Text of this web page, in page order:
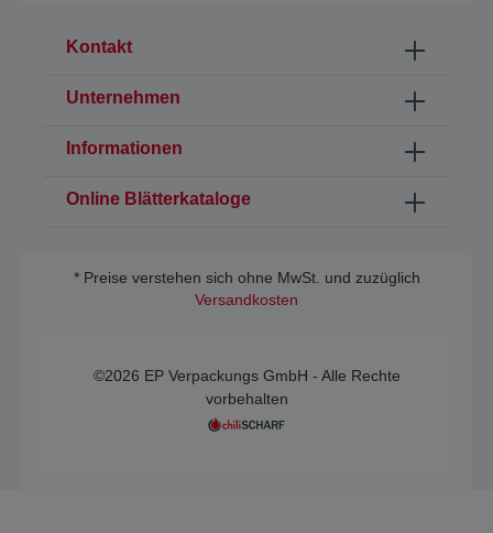
Kontakt
Unternehmen
Informationen
Online Blätterkataloge
* Preise verstehen sich ohne MwSt. und zuzüglich
Versandkosten
©2026 EP Verpackungs GmbH - Alle Rechte
vorbehalten